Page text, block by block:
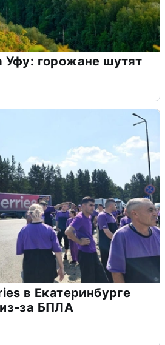
горожане шутят
в Екатеринбурге
за БПЛА